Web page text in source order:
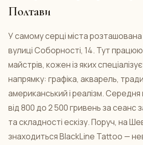
Полтави
У самому серці міста розташована
вулиці Соборності, 14. Тут
майстрів, кожен із яких
напрямку: графіка, акварель,
американський і реалізм.
від 800 до 2 500 гривень за сеанс
та складності ескізу. Поруч, на
знаходиться BlackLine Tattoo —